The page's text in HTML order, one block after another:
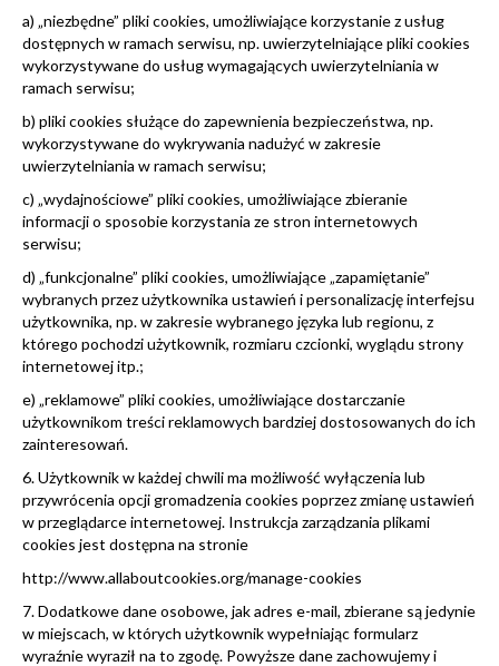
a) „niezbędne” pliki cookies, umożliwiające korzystanie z usług
dostępnych w ramach serwisu, np. uwierzytelniające pliki cookies
wykorzystywane do usług wymagających uwierzytelniania w
ramach serwisu;
b) pliki cookies służące do zapewnienia bezpieczeństwa, np.
wykorzystywane do wykrywania nadużyć w zakresie
uwierzytelniania w ramach serwisu;
c) „wydajnościowe” pliki cookies, umożliwiające zbieranie
informacji o sposobie korzystania ze stron internetowych
serwisu;
d) „funkcjonalne” pliki cookies, umożliwiające „zapamiętanie”
wybranych przez użytkownika ustawień i personalizację interfejsu
użytkownika, np. w zakresie wybranego języka lub regionu, z
którego pochodzi użytkownik, rozmiaru czcionki, wyglądu strony
internetowej itp.;
e) „reklamowe” pliki cookies, umożliwiające dostarczanie
użytkownikom treści reklamowych bardziej dostosowanych do ich
zainteresowań.
6. Użytkownik w każdej chwili ma możliwość wyłączenia lub
przywrócenia opcji gromadzenia cookies poprzez zmianę ustawień
w przeglądarce internetowej. Instrukcja zarządzania plikami
cookies jest dostępna na stronie
http://www.allaboutcookies.org/manage-cookies
7. Dodatkowe dane osobowe, jak adres e-mail, zbierane są jedynie
w miejscach, w których użytkownik wypełniając formularz
wyraźnie wyraził na to zgodę. Powyższe dane zachowujemy i